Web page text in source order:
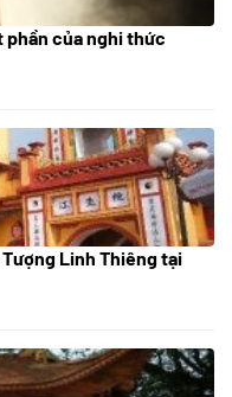
phần của nghi thức
Linh Thiêng tại